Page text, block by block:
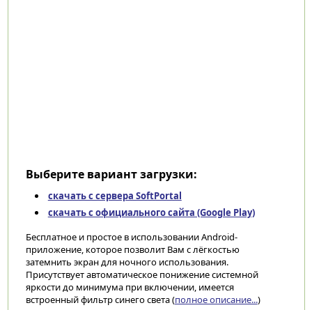
Выберите вариант загрузки:
скачать с сервера SoftPortal
скачать с официального сайта (Google Play)
Бесплатное и простое в использовании Android-
приложение, которое позволит Вам с лёгкостью
затемнить экран для ночного использования.
Присутствует автоматическое понижение системной
яркости до минимума при включении, имеется
встроенный фильтр синего света (полное описание...)